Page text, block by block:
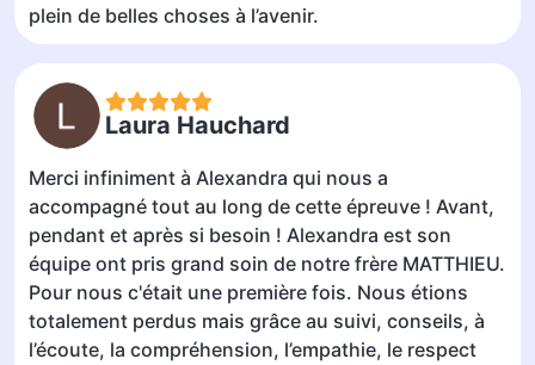
plein de belles choses à l’avenir.
Laura Hauchard
Merci infiniment à Alexandra qui nous a
accompagné tout au long de cette épreuve ! Avant,
pendant et après si besoin ! Alexandra est son
équipe ont pris grand soin de notre frère MATTHIEU.
Pour nous c'était une première fois. Nous étions
totalement perdus mais grâce au suivi, conseils, à
l’écoute, la compréhension, l’empathie, le respect